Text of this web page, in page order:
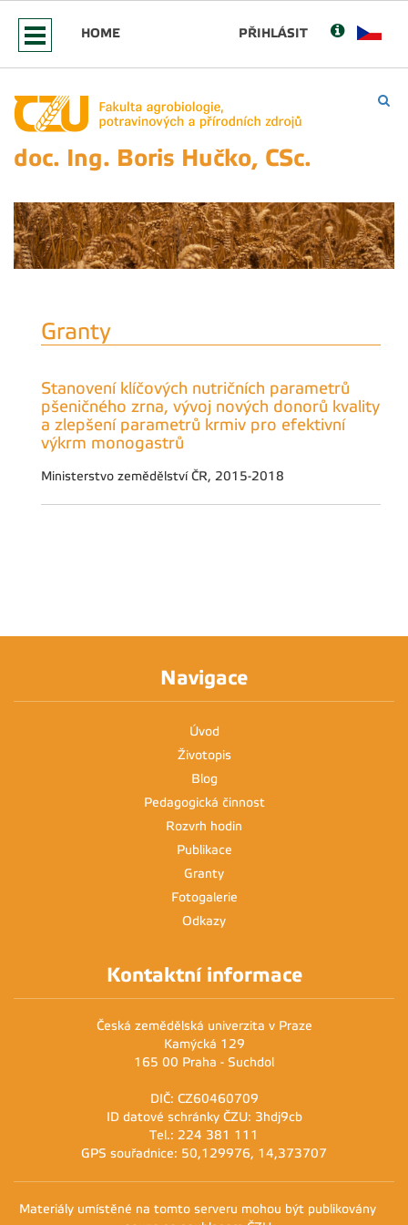
HOME PŘIHLÁSIT
doc. Ing. Boris Hučko, CSc.
Granty
Stanovení klíčových nutričních parametrů
pšeničného zrna, vývoj nových donorů kvality
a zlepšení parametrů krmiv pro efektivní
výkrm monogastrů
Ministerstvo zemědělství ČR, 2015-2018
Navigace
Úvod
Životopis
Blog
Pedagogická činnost
Rozvrh hodin
Publikace
Granty
Fotogalerie
Odkazy
Kontaktní informace
Česká zemědělská univerzita v Praze
Kamýcká 129
165 00 Praha - Suchdol
DIČ: CZ60460709
ID datové schránky ČZU: 3hdj9cb
Tel.: 224 381 111
GPS souřadnice: 50,129976, 14,373707
Materiály umístěné na tomto serveru mohou být publikovány